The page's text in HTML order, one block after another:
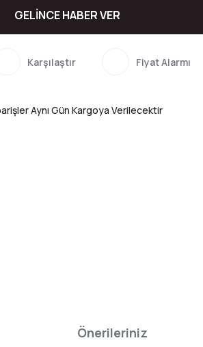
GELİNCE HABER VER
Karşılaştır Fiyat Alarmı
Aynı Gün Kargoya Verilecektir
Önerileriniz